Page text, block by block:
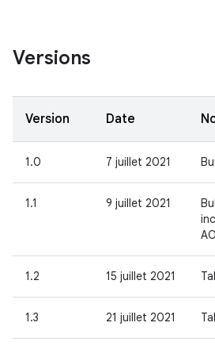
Versions
Version Date
1.0 7 juillet 2021
1.1 9 juillet 2021
1.2 15 juillet 2021
1.3 21 juillet 2021